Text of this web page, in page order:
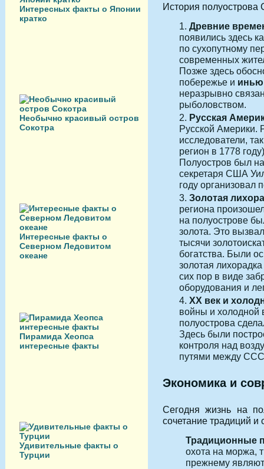
Интересных факты о Японии
кратко
Необычно красивый остров
Сокотра
Интересные факты о
Северном Ледовитом
океане
Пирамида Хеопса
интересные факты
Удивительные факты о
Турции
История полуострова
Древние
появились здесь
по сухопутному
современных
Позже здесь
побережье и
неразрывно
рыболовством.
Русская
Русской Америки.
исследователи,
регион в 1778
Полуостров был
секретаря США
году организовал
Золотая
региона
на полуострове
золота. Это
тысячи
богатства. Были
золотая
сих пор в виде
оборудования и
XX век и
войны и холодной
полуострова
Здесь были
контроля над
путями между
Экономика и
Сегодня жизнь на
сочетание традиций и
Традиционные
охота на моржа,
прежнему